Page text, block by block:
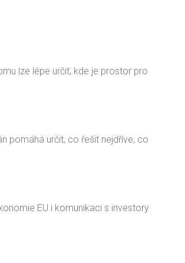
lze lépe určit, kde je prostor pro
pomáhá určit, co řešit nejdříve, co
EU i komunikaci s investory.